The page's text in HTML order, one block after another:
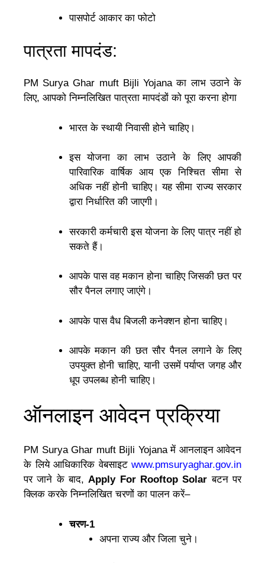
पासपोर्ट आकार का फोटो
पात्रता मापदंड:
PM Surya Ghar muft Bijli Yojana का लाभ उठाने के
लिए, आपको निम्नलिखित पात्रता मापदंडों को पूरा करना होगा
भारत के स्थायी निवासी होने चाहिए।
इस योजना का लाभ उठाने के लिए आपकी
पारिवारिक वार्षिक आय एक निश्चित सीमा से
अधिक नहीं होनी चाहिए। यह सीमा राज्य सरकार
द्वारा निर्धारित की जाएगी।
सरकारी कर्मचारी इस योजना के लिए पात्र नहीं हो
सकते हैं।
आपके पास वह मकान होना चाहिए जिसकी छत पर
सौर पैनल लगाए जाएंगे।
आपके पास वैध बिजली कनेक्शन होना चाहिए।
आपके मकान की छत सौर पैनल लगाने के लिए
उपयुक्त होनी चाहिए, यानी उसमें पर्याप्त जगह और
धूप उपलब्ध होनी चाहिए।
ऑनलाइन आवेदन प्रक्रिया
PM Surya Ghar muft Bijli Yojana में आनलाइन आवेदन
के लिये आधिकारिक वेबसाइट www.pmsuryaghar.gov.in
पर जाने के बाद,Apply For Rooftop Solarबटन पर
क्लिक करके निम्नलिखित चरणों का पालन करें–
चरण-1
अपना राज्य और जिला चुने।